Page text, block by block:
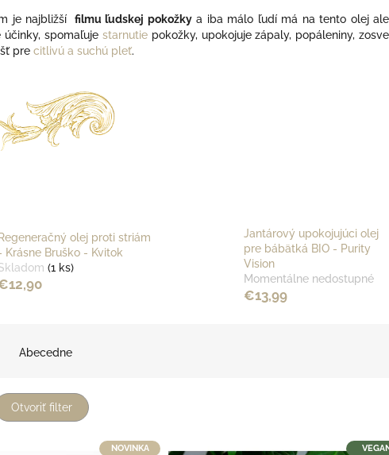
je najbližší filmu ľudskej pokožkya iba málo ľudí má na tento olej
účinky, spomaľuje starnutie pokožky, upokojuje zápaly, popáleniny,
pre citlivú a suchú pleť.
Regeneračný olej proti striám
Krásne Bruško - Kvitok
(1 ks)
Jantárový upokojujúci olej
pre bábätká BIO - Purity
Vision
Momentálne nedostupné
€13,99
Abecedne
Otvoriť filter
NOVINKA